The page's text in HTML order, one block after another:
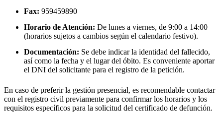
Fax: 959459890
Horario de Atención: De lunes a viernes, de 9:00 a 14:00
(horarios sujetos a cambios según el calendario festivo).
Documentación: Se debe indicar la identidad del fallecido,
así como la fecha y el lugar del óbito. Es conveniente aportar
el DNI del solicitante para el registro de la petición.
En caso de preferir la gestión presencial, es recomendable contactar
con el registro civil previamente para confirmar los horarios y los
requisitos específicos para la solicitud del certificado de defunción.